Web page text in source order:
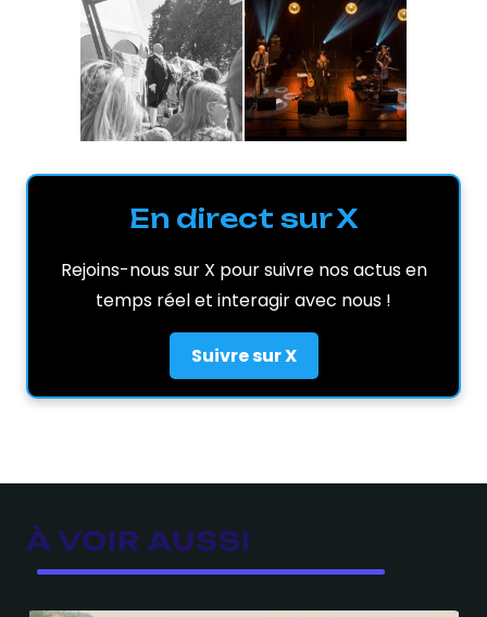
En direct sur X
Rejoins-nous sur X pour suivre nos actus en
temps réel et interagir avec nous !
Suivre sur X
À VOIR AUSSI